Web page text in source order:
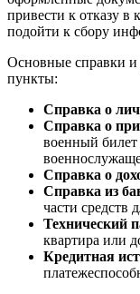
привести к отказу в
подойти к сбору
Основные справки
пункты:
Справка о
Справка о
военный билет
Справка о
Справка из
части средств
Технический
квартира или
Кредитная